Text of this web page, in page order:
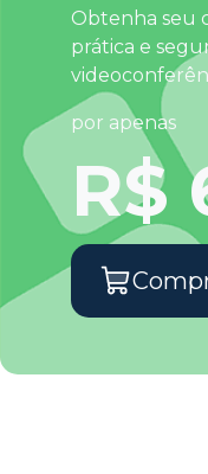
Obtenha seu
prática e
por apenas
R$